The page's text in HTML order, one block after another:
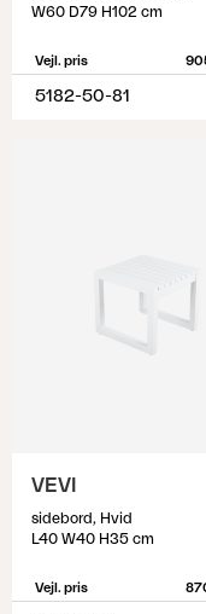
W60 D79 H102 cm
Vejl. pris
5182-50-81
VEVI
sidebord, Hvid
L40 W40 H35 cm
Vejl. pris